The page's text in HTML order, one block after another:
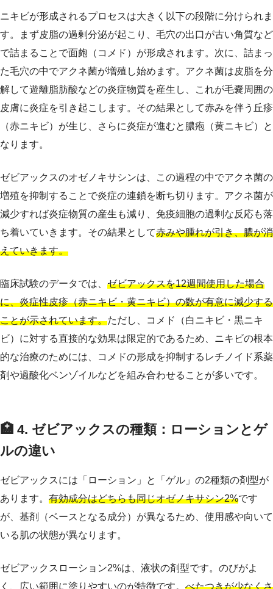
ニキビが形成されるプロセスは大きく以下の段階に分けられま
す。まず皮脂の過剰分泌が起こり、毛穴の出口が古い角質など
で詰まることで面皰（コメド）が形成されます。次に、詰まっ
た毛穴の中でアクネ菌が増殖し始めます。アクネ菌は皮脂を分
解して遊離脂肪酸などの炎症物質を産生し、これが毛嚢周囲の
皮膚に炎症を引き起こします。その結果として赤みを伴う丘疹
（赤ニキビ）が生じ、さらに炎症が進むと膿疱（黄ニキビ）と
なります。
ゼビアックスのオゼノキサシンは、この過程の中でアクネ菌の
増殖を抑制することで炎症の連鎖を断ち切ります。アクネ菌が
減少すれば炎症物質の産生も減り、免疫細胞の過剰な反応も落
ち着いていきます。その結果として赤みや腫れが引き、膿が消
えていきます。
臨床試験のデータでは、 ゼビアックスを12週間使用した場合
に、炎症性皮疹（赤ニキビ・黄ニキビ）の数が有意に減少する
ことが示されています。ただし、コメド（白ニキビ・黒ニキ
ビ）に対する直接的な効果は限定的であるため、ニキビの根本
的な治療のためには、コメドの形成を抑制するレチノイド系薬
剤や過酸化ベンゾイルなどを組み合わせることが多いです。
🏥 4. ゼビアックスの種類：ローションとゲ
ルの違い
ゼビアックスには「ローション」と「ゲル」の2種類の剤型が
あります。 有効成分はどちらも同じオゼノキサシン2%です
が、基剤（ベースとなる成分）が異なるため、使用感や向いて
いる肌の状態が異なります。
ゼビアックスローション2%は、液状の剤型です。のびがよ
く、広い範囲に塗りやすいのが特徴です。 べたつきが少なくさ